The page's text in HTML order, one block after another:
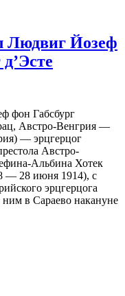
Людвиг Йозеф
фон Габсбург
Австро-Венгрия —
— эрцгерцог
Австро-
Альбина Хотек
— 28 июня 1914), с
эрцгерцога
в Сараево накануне